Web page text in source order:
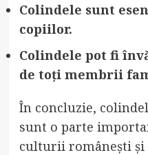
Colindele sunt
copiilor.
Colindele pot fi
de toți membrii
În concluzie,
sunt o parte
culturii românești și